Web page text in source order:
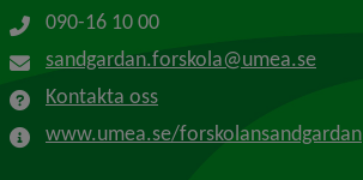
090-16 10 00
sandgardan.forskola@umea.se
Kontakta oss
www.umea.se/forskolansandgardan